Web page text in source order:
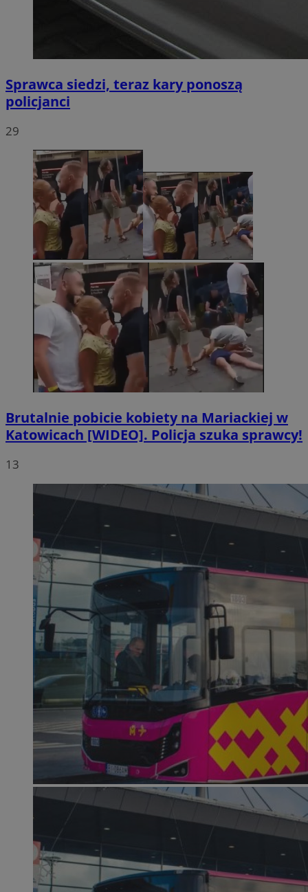
Sprawca siedzi, teraz kary ponoszą
policjanci
29
Brutalnie pobicie kobiety na Mariackiej w
Katowicach [WIDEO]. Policja szuka sprawcy!
13